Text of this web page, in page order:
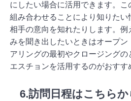
にしたい場合に活用できます。こ
組み合わせることにより知りたい
相手の意向を知れたりします。例
みを聞き出したいときはオープン
アリングの最初やクロージングの
エスチョンを活用するのがおすす
6.訪問日程はこちら